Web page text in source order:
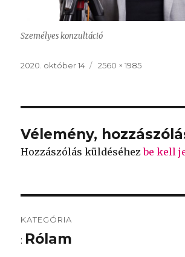
Személyes konzultáció
Közzétéve
2020. október 14
Teljes
2560 × 1985
Vélemény,
Hozzászólás küldéséhezbe kell
navigáció
KATEGÓRIA
: Rólam